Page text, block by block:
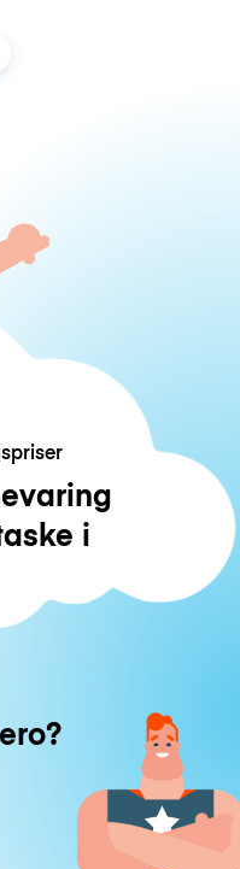
i